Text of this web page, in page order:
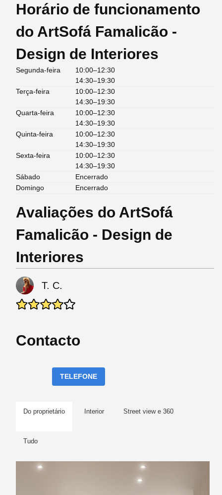
Horário de funcionamento
do ArtSofá Famalicão -
Design de Interiores
Segunda-feira
10:00–12:30
14:30–19:30
Terça-feira
10:00–12:30
14:30–19:30
Quarta-feira
10:00–12:30
14:30–19:30
Quinta-feira
10:00–12:30
14:30–19:30
Sexta-feira
10:00–12:30
14:30–19:30
Sábado
Encerrado
Domingo
Encerrado
Avaliações do ArtSofá
Famalicão - Design de
Interiores
T. C.
Contacto
TELEFONE
Do proprietário Interior Street view e 360
Tudo